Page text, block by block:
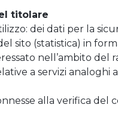
titolare
dei dati per la
sito (statistica) in
nell’ambito
a servizi
alla verifica